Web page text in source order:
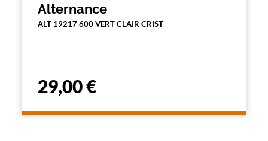
Alternance
ALT 19217 600 VERT CLAIR CRIST
29,00 €